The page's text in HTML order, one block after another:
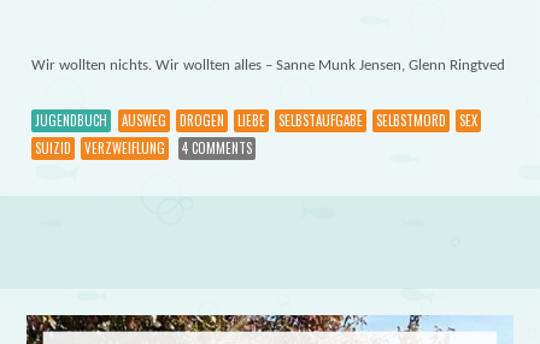
Wir wollten nichts. Wir wollten alles – Sanne Munk Jensen, Glenn Ringtved
JUGENDBUCH AUSWEG DROGEN LIEBE SELBSTAUFGABE SELBSTMORD
SEX
SUIZID
VERZWEIFLUNG 4 COMMENTS
Post navigation